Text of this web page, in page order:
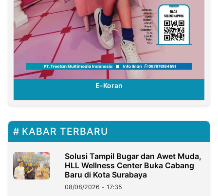
E-Koran
KABAR TERBARU
Solusi Tampil Bugar dan Awet Muda,
HLL Wellness Center Buka Cabang
Baru di Kota Surabaya
08/08/2026 - 17:35